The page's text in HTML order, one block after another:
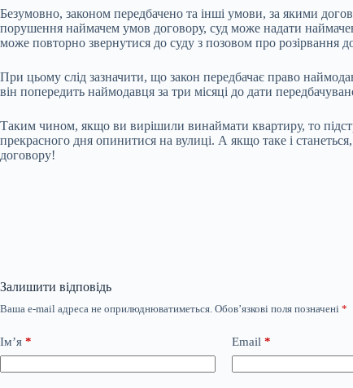
Безумовно, законом передбачено та інші умови, за якими
порушення наймачем умов договору, суд може надати
може повторно звернутися до суду з позовом про розірвання
При цьому слід зазначити, що закон передбачає право
він попередить наймодавця за три місяці до дати
Таким чином, якщо ви вирішили винаймати квартиру, то
прекрасного дня опинитися на вулиці. А якщо таке і
договору!
Залишити відповідь
Ваша e-mail адреса не оприлюднюватиметься. Обов’язкові поля позначені *
Ім’я * Email *